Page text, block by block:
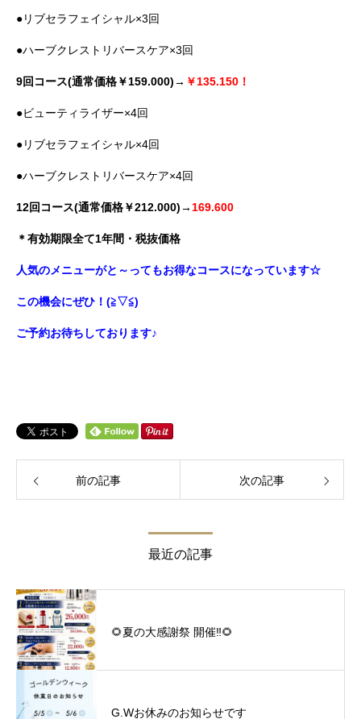
●リブセラフェイシャル×3回
●ハーブクレストリバースケア×3回
9回コース(通常価格￥159.000)→ ￥135.150！
●ビューティライザー×4回
●リブセラフェイシャル×4回
●ハーブクレストリバースケア×4回
12回コース(通常価格￥212.000)→ 169.600
＊有効期限全て1年間・税抜価格
人気のメニューがと～ってもお得なコースになっています☆
この機会にぜひ！(≧▽≦)
ご予約お待ちしております♪
前の記事 次の記事
最近の記事
🌻夏の大感謝祭 開催‼︎🌻
G.Wお休みのお知らせです